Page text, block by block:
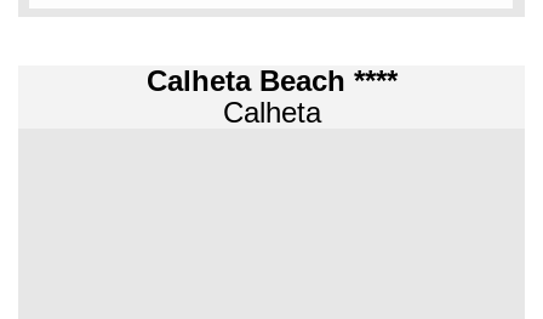
Calheta Beach ****
Calheta